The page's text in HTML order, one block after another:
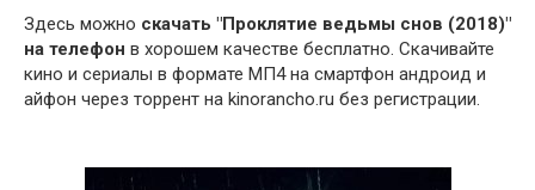
Здесь можно скачать "Проклятие ведьмы снов (2018)"
на телефон в хорошем качестве бесплатно. Скачивайте
кино и сериалы в формате МП4 на смартфон андроид и
айфон через торрент на kinorancho.ru без регистрации.